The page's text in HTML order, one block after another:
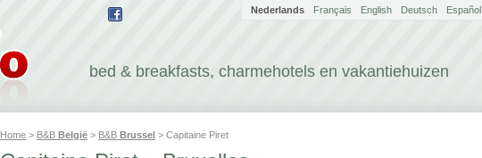
bed & breakfasts, charmehotels en vakantiehuizen
Nederlands Français English Deutsch Español
Home > B&B België > B&B Brussel > Capitaine Piret